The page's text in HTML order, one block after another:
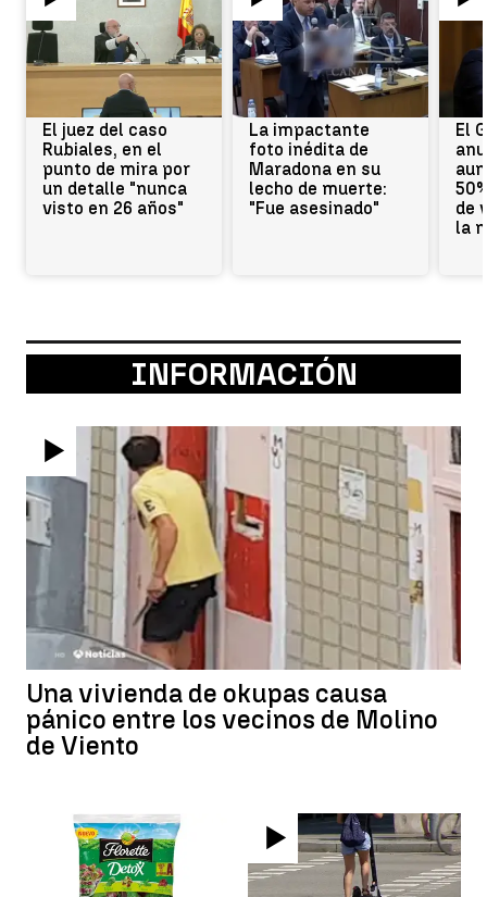
El juez del caso
Rubiales, en el
punto de mira por
un detalle "nunca
visto en 26 años"
La impactante
foto inédita de
Maradona en su
lecho de muerte:
"Fue asesinado"
El
de
la
INFORMACIÓN
Una vivienda de okupas causa
pánico entre los vecinos de Molino
de Viento